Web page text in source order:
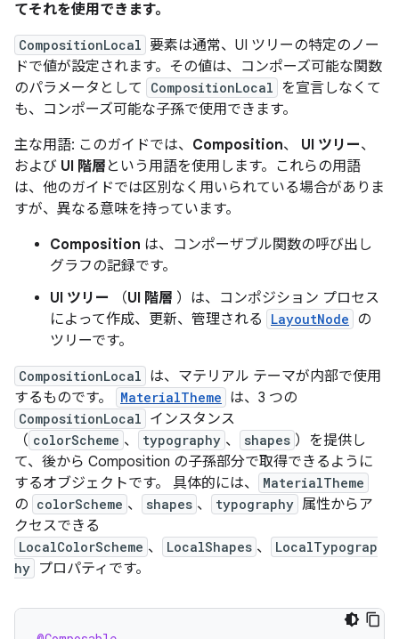
てそれを使用できます。
CompositionLocal 要素は通常、UI ツリーの特定のノー
ドで値が設定されます。その値は、コンポーズ可能な関数
のパラメータとして
CompositionLocal を宣言しなくて
も、コンポーズ可能な子孫で使用できます。
主な用語: このガイドでは、 Composition、 UI ツリー、
および UI 階層 という用語を使用します。これらの用語
は、他のガイドでは区別なく用いられている場合がありま
すが、異なる意味を持っています。
Composition は、コンポーザブル関数の呼び出し
グラフの記録です。
UI ツリー （UI 階層 ）は、コンポジション プロセス
によって作成、更新、管理される
LayoutNode の
ツリーです。
CompositionLocal は、マテリアル テーマが内部で使用
するものです。
MaterialTheme は、3 つの
CompositionLocal インスタンス
（ colorScheme 、 typography 、 shapes ）を提供し
て、後から Composition の子孫部分で取得できるように
するオブジェクトです。 具体的には、
MaterialTheme
の colorScheme 、 shapes 、 typography 属性からア
クセスできる
LocalColorScheme 、 LocalShapes 、
LocalTypograp
hy プロパティです。